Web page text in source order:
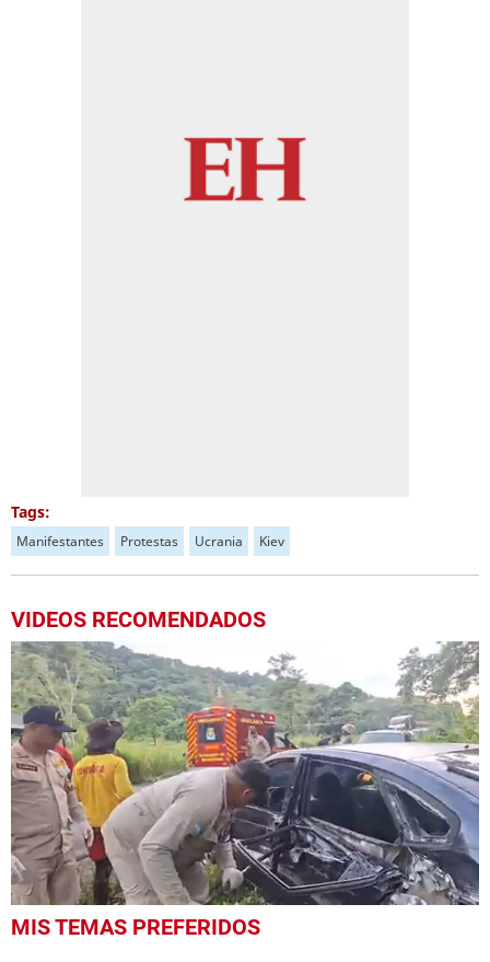
Tags:
Manifestantes Protestas Ucrania Kiev
VIDEOS RECOMENDADOS
seconds
MIS TEMAS PREFERIDOS